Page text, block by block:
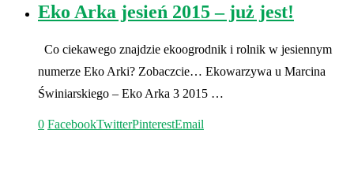
Eko Arka jesień 2015 – już jest!
Co ciekawego znajdzie ekoogrodnik i rolnik w jesiennym
numerze Eko Arki? Zobaczcie… Ekowarzywa u Marcina
Świniarskiego – Eko Arka 3 2015 …
0 FacebookTwitterPinterestEmail